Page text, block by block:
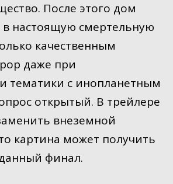
После этого дом
в настоящую смертельную
качественным
даже при
тематики с инопланетным
открытый. В трейлере
внеземной
картина может получить
финал.